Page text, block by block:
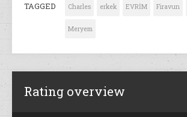
TAGGED Charles erkek EVRİM Firavun
Meryem
Rating overview